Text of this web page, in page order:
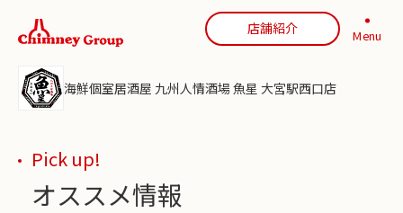
店舗紹介 Menu
海鮮個室居酒屋 九州人情酒場 魚星 大宮駅西口店
Pick up!
オススメ情報